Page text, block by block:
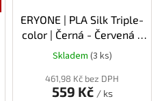
ERYONE | PLA Silk Triple-
color | Černá - Červená -
Zlatá | 1.75mm | 1kg
Skladem (3 ks)
461,98 Kč bez DPH
559 Kč / ks